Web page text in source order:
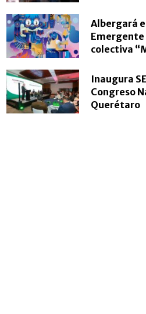
Albergará
Emergente
colectiva
Inaugura
Congreso
Querétaro